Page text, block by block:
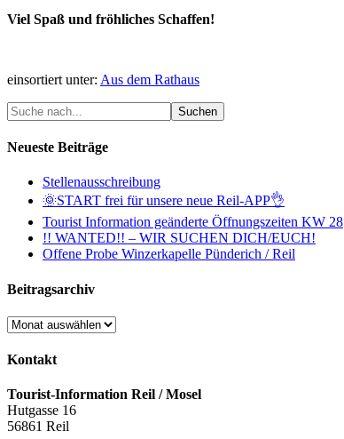
Viel Spaß und fröhliches Schaffen!
einsortiert unter: Aus dem Rathaus
Neueste Beiträge
Stellenausschreibung
🌞START frei für unsere neue Reil-APP👌
Tourist Information geänderte Öffnungszeiten KW 28
!! WANTED!! – WIR SUCHEN DICH/EUCH!
Offene Probe Winzerkapelle Pünderich / Reil
Beitragsarchiv
Beitragsarchiv
Kontakt
Tourist-Information Reil / Mosel
Hutgasse 16
56861 Reil